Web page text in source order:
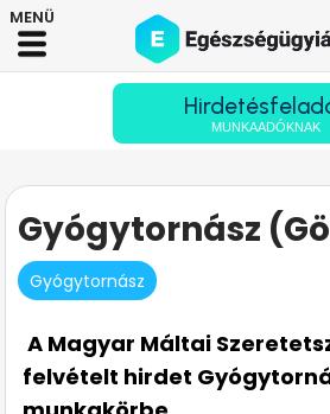
MUNKAADÓKNAK
Gyógytornász
Gyógytornász
A Magyar Máltai
felvételt hirdet